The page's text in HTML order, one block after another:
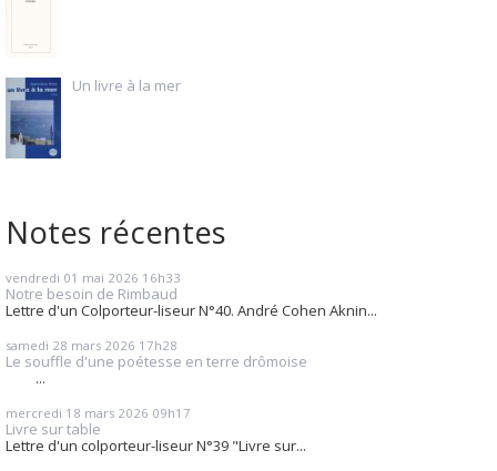
Un livre à la mer
Notes récentes
vendredi 01 mai 2026 16h33
Notre besoin de Rimbaud
Lettre d'un Colporteur-liseur N°40. André Cohen Aknin...
samedi 28 mars 2026 17h28
Le souffle d'une poétesse en terre drômoise
...
mercredi 18 mars 2026 09h17
Livre sur table
Lettre d'un colporteur-liseur N°39 "Livre sur...